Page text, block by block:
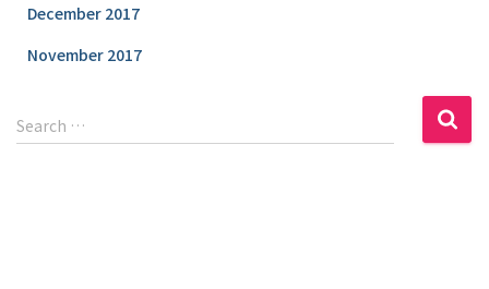
December 2017
November 2017
S
e
Search …